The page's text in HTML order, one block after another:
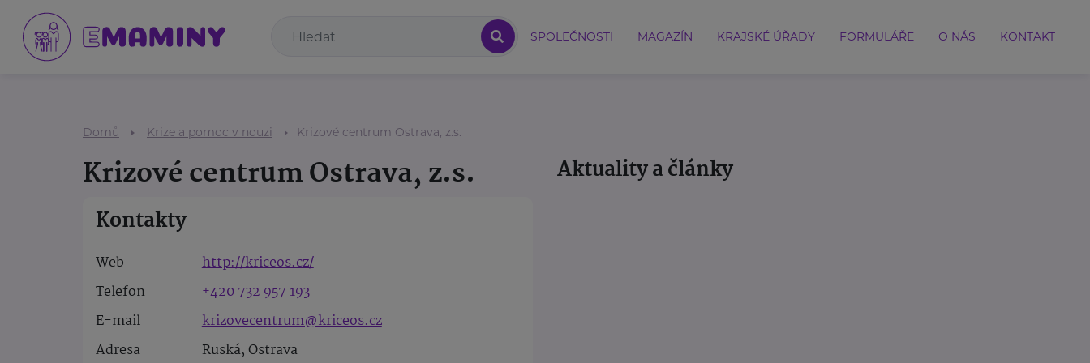
SPOLEČNOSTI MAGAZÍN KRAJSKÉ ÚŘADY FORMULÁŘE O NÁS KONTAKT
Domů Krize a pomoc v nouzi Krizové centrum Ostrava, z.s.
Krizové centrum Ostrava, z.s.
Kontakty
Web
http://kriceos.cz/
Telefon
+420 732 957 193
E-mail
krizovecentrum@kriceos.cz
Adresa
Ruská, Ostrava
Aktuality a články